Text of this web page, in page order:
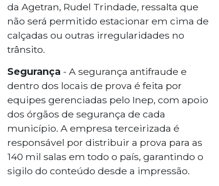
da Agetran, Rudel Trindade, ressalta que
não será permitido estacionar em cima de
calçadas ou outras irregularidades no
trânsito.
Segurança - A segurança antifraude e
dentro dos locais de prova é feita por
equipes gerenciadas pelo Inep, com apoio
dos órgãos de segurança de cada
município. A empresa terceirizada é
responsável por distribuir a prova para as
140 mil salas em todo o país, garantindo o
sigilo do conteúdo desde a impressão.